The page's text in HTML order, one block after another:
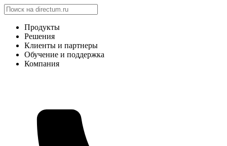
Продукты
Решения
Клиенты и партнеры
Обучение и поддержка
Компания